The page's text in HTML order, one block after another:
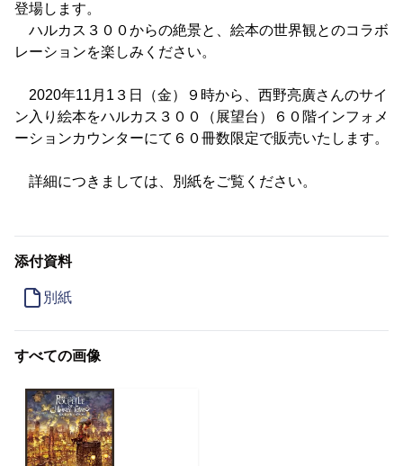
登場します。
ハルカス３００からの絶景と、絵本の世界観とのコラボ
レーションを楽しみください。
2020年11月1３日（金）９時から、西野亮廣さんのサイ
ン入り絵本をハルカス３００（展望台）６０階インフォメ
ーションカウンターにて６０冊数限定で販売いたします。
詳細につきましては、別紙をご覧ください。
添付資料
別紙
すべての画像